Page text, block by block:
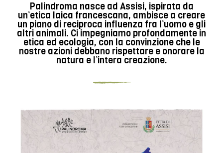
Palindroma nasce ad Assisi, ispirata da
un’etica laica francescana, ambisce a creare
un piano di reciproca influenza fra l’uomo e gli
altri animali. Ci impegniamo profondamente in
etica ed ecologia, con la convinzione che le
nostre azioni debbano rispettare e onorare la
natura e l’intera creazione.